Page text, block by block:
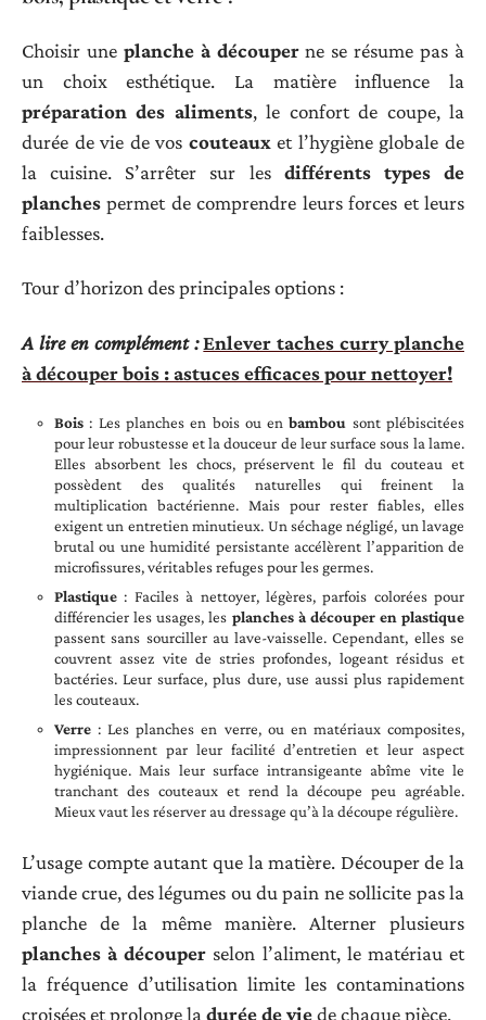
Choisir une planche à découperne se résume pas à
un choix esthétique. La matière influence la
préparation des aliments, le confort de coupe, la
durée de vie de vos couteaux et l’hygiène globale de
la cuisine. S’arrêter sur les différents types de
planches permet de comprendre leurs forces et leurs
faiblesses.
Tour d’horizon des principales options :
A lire en complément : Enlever taches curry planche
à découper bois : astuces efficaces pour nettoyer!
Bois : Les planches en bois ou enbambou sont plébiscitées
pour leur robustesse et la douceur de leur surface sous la lame.
Elles absorbent les chocs, préservent le fil du couteau et
possèdent des qualités naturelles qui freinent la
multiplication bactérienne. Mais pour rester fiables, elles
exigent un entretien minutieux. Un séchage négligé, un lavage
brutal ou une humidité persistante accélèrent l’apparition de
microfissures, véritables refuges pour les germes.
Plastique : Faciles à nettoyer, légères, parfois colorées pour
différencier les usages, les planches à découper en plastique
passent sans sourciller au lave-vaisselle. Cependant, elles se
couvrent assez vite de stries profondes, logeant résidus et
bactéries. Leur surface, plus dure, use aussi plus rapidement
les couteaux.
Verre : Les planches en verre, ou en matériaux composites,
impressionnent par leur facilité d’entretien et leur aspect
hygiénique. Mais leur surface intransigeante abîme vite le
tranchant des couteaux et rend la découpe peu agréable.
Mieux vaut les réserver au dressage qu’à la découpe régulière.
L’usage compte autant que la matière. Découper de la
viande crue, des légumes ou du pain ne sollicite pas la
planche de la même manière. Alterner plusieurs
planches à découper selon l’aliment, le matériau et
la fréquence d’utilisation limite les contaminations
croisées et prolonge la durée de viede chaque pièce.